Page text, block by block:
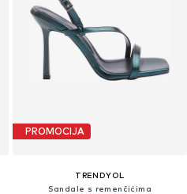
PROMOCIJA
TRENDYOL
Sandale s remenčićima